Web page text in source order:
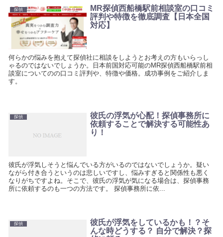
探偵
MR探偵西船橋駅前相談室の口コミ
評判や特徴を徹底調査【日本全国
対応】
何らかの悩みを抱えて探偵社に相談をしようとお考えの方もいらっし
ゃるのではないでしょうか。日本前国対応可能のMR探偵西船橋駅前相
談室についてのの口コミ評判や、特徴や価格。成功事例をご紹介しま
す。
探偵
彼氏の浮気が心配！探偵事務所に
依頼することで解決する可能性あ
り！
彼氏が浮気しそうと悩んでいる方がいるのではないでしょうか。疑い
ながら付き合うというのは悲しいですし、悩みすぎると関係性も悪く
なりがちですよね。そこで、彼氏の浮気が気になる場合は、探偵事務
所に依頼するのも一つの方法です。 探偵事務所に依...
探偵
彼氏が浮気をしているかも！？そ
んな時どうする？ 自分で解決？探